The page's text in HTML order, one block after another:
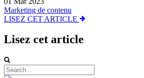
Marketing de contenu
LISEZ CET ARTICLE
Lisez cet article